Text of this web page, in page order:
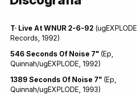
T· Live At WNUR 2-6-92 (ugEXPLODE
Records, 1992)
546 Seconds Of Noise 7" (Ep,
Quinnah/ugEXPLODE, 1992)
1389 Seconds Of Noise 7" (Ep,
Quinnah/ugEXPLODE, 1993)